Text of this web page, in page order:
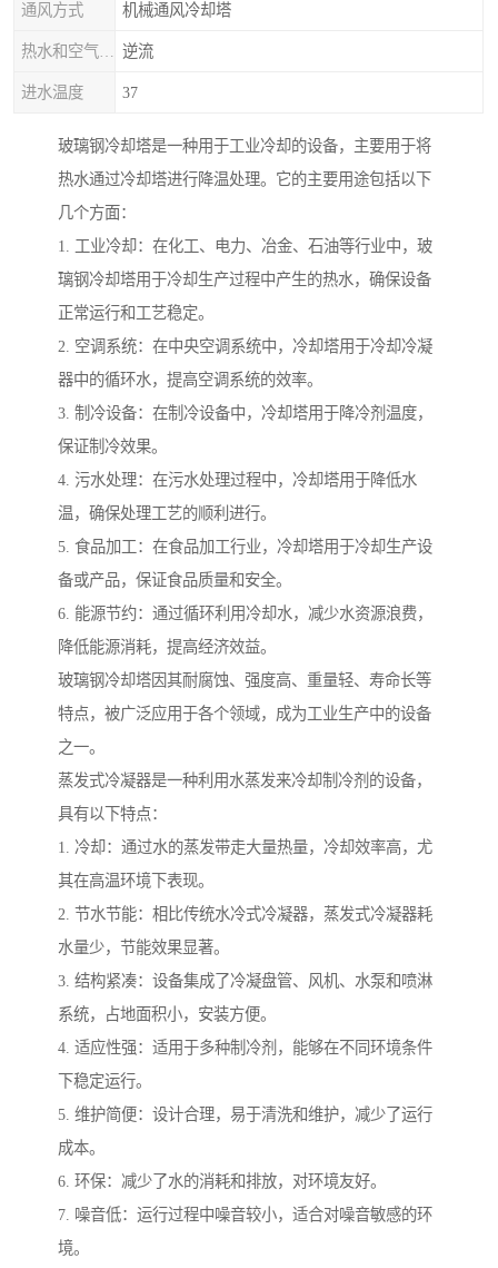
通风方式 机械通风冷却塔
逆流
进水温度 37
玻璃钢冷却塔是一种用于工业冷却的设备，主要用于将
热水通过冷却塔进行降温处理。它的主要用途包括以下
几个方面：
1. 工业冷却：在化工、电力、冶金、石油等行业中，玻
璃钢冷却塔用于冷却生产过程中产生的热水，确保设备
正常运行和工艺稳定。
2. 空调系统：在中央空调系统中，冷却塔用于冷却冷凝
器中的循环水，提高空调系统的效率。
3. 制冷设备：在制冷设备中，冷却塔用于降冷剂温度，
保证制冷效果。
4. 污水处理：在污水处理过程中，冷却塔用于降低水
温，确保处理工艺的顺利进行。
5. 食品加工：在食品加工行业，冷却塔用于冷却生产设
备或产品，保证食品质量和安全。
6. 能源节约：通过循环利用冷却水，减少水资源浪费，
降低能源消耗，提高经济效益。
玻璃钢冷却塔因其耐腐蚀、强度高、重量轻、寿命长等
特点，被广泛应用于各个领域，成为工业生产中的设备
之一。
蒸发式冷凝器是一种利用水蒸发来冷却制冷剂的设备，
具有以下特点：
1. 冷却：通过水的蒸发带走大量热量，冷却效率高，尤
其在高温环境下表现。
2. 节水节能：相比传统水冷式冷凝器，蒸发式冷凝器耗
水量少，节能效果显著。
3. 结构紧凑：设备集成了冷凝盘管、风机、水泵和喷淋
系统，占地面积小，安装方便。
4. 适应性强：适用于多种制冷剂，能够在不同环境条件
下稳定运行。
5. 维护简便：设计合理，易于清洗和维护，减少了运行
成本。
6. 环保：减少了水的消耗和排放，对环境友好。
7. 噪音低：运行过程中噪音较小，适合对噪音敏感的环
境。